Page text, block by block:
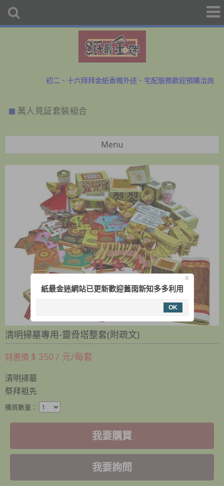
初二、十六拜拜金紙香燭外送、宅配服務歡迎預購洽詢
初二、十六拜拜金紙香燭外送、宅配服務歡迎預購洽詢
萬人見証套裝組合
Menu
清明掃墓專用-靈骨塔整套(附疏文)
特惠價 $ 350 / 元/每套
清明掃墓
祭拜祖先
購買數量：
我要購買
我要詢問
X
紙最金迷網站已更新歡迎舊雨新知多多利用
OK